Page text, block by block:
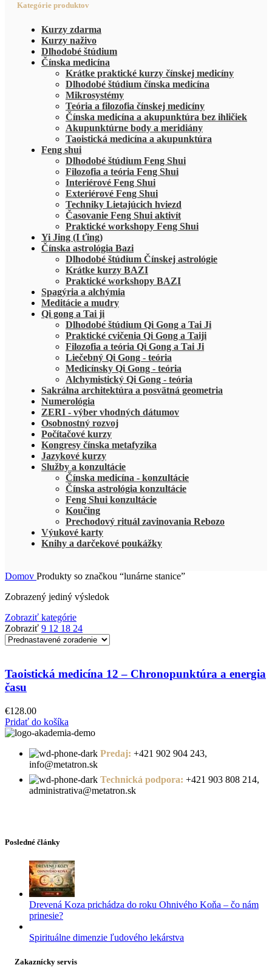
Kategórie produktov
Kurzy zdarma
Kurzy naživo
Dlhodobé štúdium
Čínska medicína
Krátke praktické kurzy čínskej medicíny
Dlhodobé štúdium čínska medicína
Mikrosystémy
Teória a filozofia čínskej medicíny
Čínska medicína a akupunktúra bez ihličiek
Akupunktúrne body a meridiány
Taoistická medicína a akupunktúra
Feng shui
Dlhodobé štúdium Feng Shui
Filozofia a teória Feng Shui
Interiérové Feng Shui
Exteriérové Feng Shui
Techniky Lietajúcich hviezd
Časovanie Feng Shui aktivít
Praktické workshopy Feng Shui
Yi Jing (I ťing)
Čínska astrológia Bazi
Dlhodobé štúdium Čínskej astrológie
Krátke kurzy BAZI
Praktické workshopy BAZI
Spagýria a alchýmia
Meditácie a mudry
Qi gong a Tai ji
Dlhodobé štúdium Qi Gong a Tai Ji
Praktické cvičenia Qi Gong a Taiji
Filozofia a teória Qi Gong a Tai Ji
Liečebný Qi Gong - teória
Medicínsky Qi Gong - teória
Alchymistický Qi Gong - teória
Sakrálna architektúra a posvätná geometria
Numerológia
ZERI - výber vhodných dátumov
Osobnostný rozvoj
Počítačové kurzy
Kongresy čínska metafyzika
Jazykové kurzy
Služby a konzultácie
Čínska medicína - konzultácie
Čínska astrológia konzultácie
Feng Shui konzultácie
Koučing
Prechodový rituál zavinovania Rebozo
Výukové karty
Knihy a darčekové poukážky
Domov Produkty so značkou “lunárne stanice”
Zobrazený jediný výsledok
Zobraziť kategórie
Zobraziť 9 12 18 24
Taoistická medicína 12 – Chronopunktúra a energia
času
€128.00
Pridať do košíka
Predaj: +421 902 904 243,
info@metatron.sk
Technická podpora: +421 903 808 214,
administrativa@metatron.sk
Posledné články
Drevená Koza prichádza do roku Ohnivého Koňa – čo nám
prinesie?
Spirituálne dimenzie ľudového lekárstva
Zakaznícky servis